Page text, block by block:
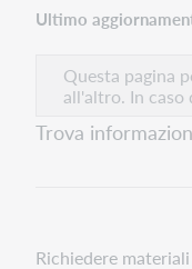
Ultimo
Questa pagina
all'altro. In caso
Trova
Richiedere